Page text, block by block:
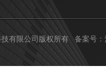
有限公司版权所有 备案号：